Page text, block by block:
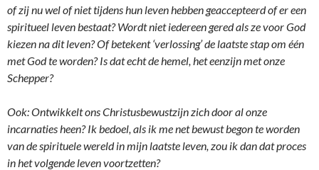
of zij nu wel of niet tijdens hun leven hebben geaccepteerd of er een
spiritueel leven bestaat? Wordt niet iedereen gered als ze voor God
kiezen na dit leven? Of betekent ‘verlossing’ de laatste stap om één
met God te worden? Is dat echt de hemel, het eenzijn met onze
Schepper?
Ook: Ontwikkelt ons Christusbewustzijn zich door al onze
incarnaties heen? Ik bedoel, als ik me net bewust begon te worden
van de spirituele wereld in mijn laatste leven, zou ik dan dat proces
in het volgende leven voortzetten?